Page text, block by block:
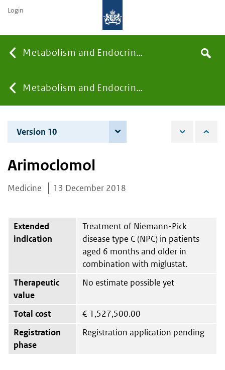
Metabolism and Endocrinology
You
are
here:
Metabolism and Endocrinology
the
Search
Login
Version 10
Arimoclomol
Medicine 13 December 2018
Extended
indication
Treatment of Niemann-Pick
disease type C (NPC) in patients
aged 6 months and older in
combination with miglustat.
Therapeutic
value
No estimate possible yet
Total cost € 1,527,500.00
Registration
phase
Registration application pending